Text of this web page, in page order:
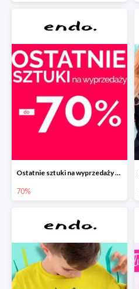
Ostatnie sztuki na wyprzedaży w Endo do -70%
70%